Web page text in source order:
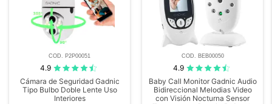
COD. P2P00051
4.9
Cámara de Seguridad Gadnic
Tipo Bulbo Doble Lente Uso
Interiores
COD. BEB00050
4.9
Baby Call Monitor Gadnic Audio
Bidireccional Melodias Video
con Visión Nocturna Sensor